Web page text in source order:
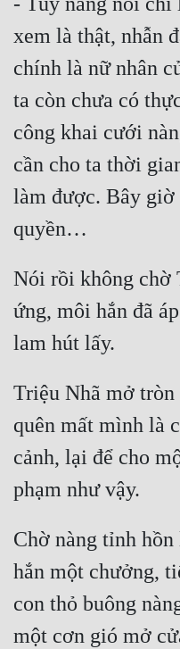
xem là thật, nhẫn
chính là nữ nhân
ta còn chưa có
công khai cưới
cần cho ta thời
làm được. Bây giờ
Nói rồi không chờ
ứng, môi hắn đã
Triệu Nhã mở tròn
quên mất mình là
cảnh, lại để cho
Chờ nàng tỉnh
hắn một chưởng,
con thỏ buông
một cơn gió mở